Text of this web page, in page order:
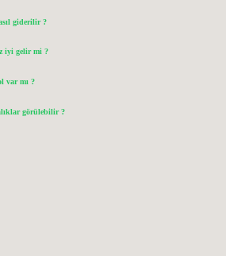
giderilir ?
iyi gelir mi ?
var mı ?
görülebilir ?